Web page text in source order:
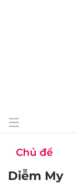
Chủ đề
Diễm My